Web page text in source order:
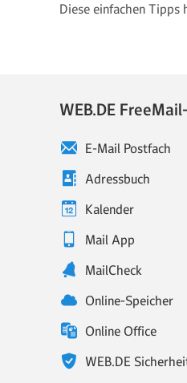
Diese einfachen Tipps
WEB.DE
E-Mail Postfach
Adressbuch
Kalender
Mail App
MailCheck
Online-Speicher
Online Office
WEB.DE